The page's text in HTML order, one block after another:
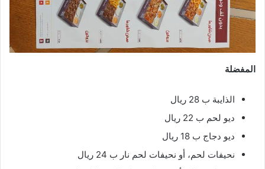
المفضلة
الذايبة ب 28 ريال
ديو لحم ب 22 ريال
ديو دجاج ب 18 ريال
نحيفات لحم، أو نحيفات لحم نار ب 24 ريال